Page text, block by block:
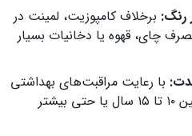
رنگ: برخلاف کامپوزیت، لمینت در
چای، قهوه یا دخانیات بسیار
با رعایت مراقبت‌های بهداشتی
مناسب، لمینت می‌تواند بین ۱۰ تا ۱۵ سال یا حتی بیشتر